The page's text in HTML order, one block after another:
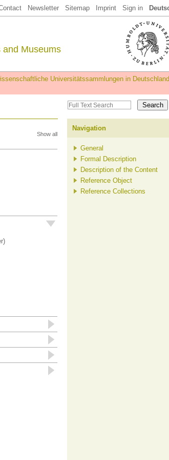
Newsletter Sitemap Imprint Sign in
and Museums
Universitätssammlungen in Deutschland
Show all
Navigation
General
Formal Description
Description of the Content
Reference Object
Reference Collections